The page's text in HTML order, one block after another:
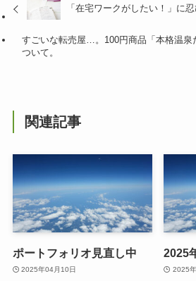
「在宅ワークがしたい！」に忍
すごいな転売屋…。100円商品「本格温泉
ついて。
関連記事
ポートフォリオ見直し中
2025年04月10日
2025
2025